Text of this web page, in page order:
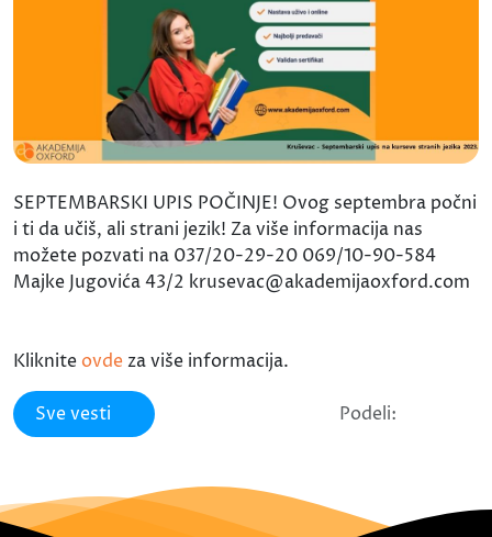
SEPTEMBARSKI UPIS POČINJE! Ovog septembra počni
i ti da učiš, ali strani jezik! Za više informacija nas
možete pozvati na 037/20-29-20 069/10-90-584
Majke Jugovića 43/2 krusevac@akademijaoxford.com
Kliknite ovde za više informacija.
Sve vesti Podeli: